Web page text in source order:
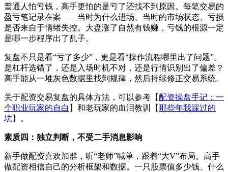
普通人怕亏钱，高手更怕的是亏了还找不到原因。每笔交易的
盈亏笔记录在案——当时为什么进场、当时的市场状态、亏损
是否来自于情绪失控。大盘涨了自然有钱赚，亏钱的根源一定
是哪一步程序出了乱子。
复盘不只是看“亏了多少”，更是看“操作流程哪里出了问题”。
是杠杆选错了，还是入场时机不对，还是行情识别出了偏差？
高手能从一堆灰色数据里找到规律，然后持续修正交易系统。
关于配资交易复盘的具体方法，可以参考【配资操盘手记：一
个职业玩家的自白 】和老玩家的血泪教训【那些年我踩过的
坑】。
素质四：独立判断，不受二手消息影响
新手做配资喜欢加群，听“老师”喊单，跟着“大V”布局。高手
做配资相信自己的分析框架和数据。一只股票值多少钱、什么